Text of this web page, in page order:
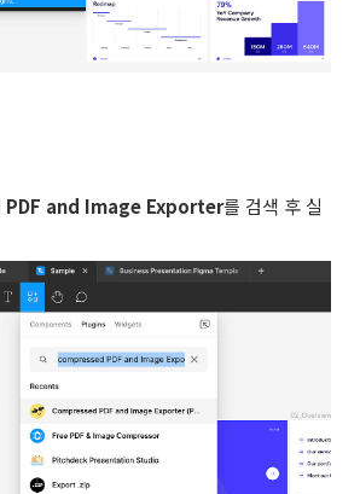
and Image Exporter를 검색 후 실